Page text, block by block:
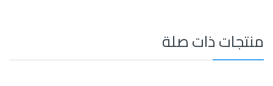
منتجات ذات صلة